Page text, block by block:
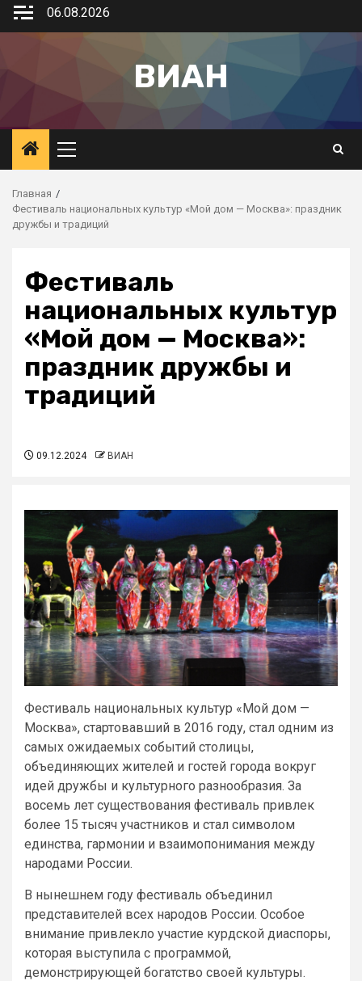
06.08.2026
ВИАН
Главная
Фестиваль национальных культур «Мой дом — Москва»: праздник
дружбы и традиций
Фестиваль
национальных культур
«Мой дом — Москва»:
праздник дружбы и
традиций
09.12.2024 ВИАН
Фестиваль национальных культур «Мой дом —
Москва», стартовавший в 2016 году, стал одним из
самых ожидаемых событий столицы,
объединяющих жителей и гостей города вокруг
идей дружбы и культурного разнообразия. За
восемь лет существования фестиваль привлек
более 15 тысяч участников и стал символом
единства, гармонии и взаимопонимания между
народами России.
В нынешнем году фестиваль объединил
представителей всех народов России. Особое
внимание привлекло участие курдской диаспоры,
которая выступила с программой,
демонстрирующей богатство своей культуры.